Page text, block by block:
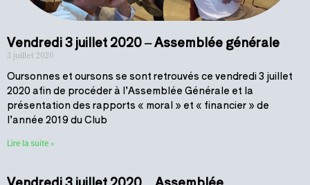
Vendredi 3 juillet 2020 – Assemblée générale
3 juillet 2020
Oursonnes et oursons se sont retrouvés ce vendredi 3 juillet
2020 afin de procéder à l’Assemblée Générale et la
présentation des rapports « moral » et « financier » de
l’année 2019 du Club
Lire la suite »